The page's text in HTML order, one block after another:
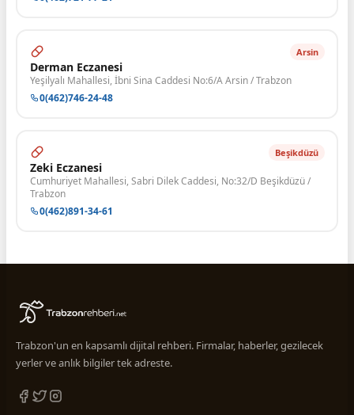
Arsin
Derman Eczanesi
Yeşilyalı Mahallesi, İbni Sina Caddesi No:6/A Arsin / Trabzon
0(462)746-24-48
Beşikdüzü
Zeki Eczanesi
Cumhuriyet Mahallesi, Sabri Dilek Caddesi, No:32/D Beşikdüzü /
Trabzon
0(462)891-34-61
Trabzon'un en kapsamlı dijital rehberi. Firmalar, haberler, gezilecek
yerler ve anlık bilgiler tek adreste.